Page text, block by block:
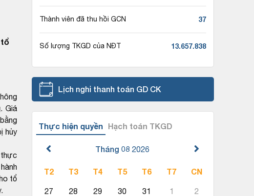
Giá
hủy
tổ
Thành viên đã thu hồi GCN 37
Số lượng TKGD của NĐT 13.657.838
Lịch nghỉ thanh toán GD CK
Thực hiện quyền Hạch toán TKGD
Tháng 08 2026
T2 T3 T4 T5 T6 T7 CN
27 28 29 30 31 1 2